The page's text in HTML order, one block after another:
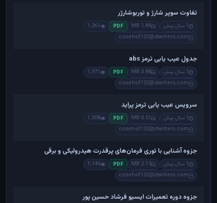
تفاوت سوپر شارژ و توربوشارژر
1 سال پیش 1.84 MB
PDF
1,261
cosehof132@dwriters.com
جدول عیب یابی ترمز abs
1 سال پیش 0.88 MB
PDF
1,971
cosehof132@dwriters.com
سرویس عیب یابی ترمز پراید
1 سال پیش 0.51 MB
PDF
1,508
cosehof132@dwriters.com
جزوه آشنایی با توری فرمان‌های پرقدرت هیدرولیکی و برقی
1 سال پیش 2.13 MB
PDF
1,140
cosehof132@dwriters.com
جزوه دوره تعمیرات ایسیو فرشاد حسین پور